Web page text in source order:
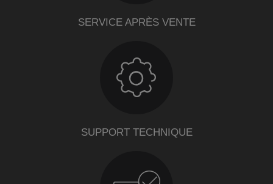
SERVICE APRÈS VENTE
SUPPORT TECHNIQUE